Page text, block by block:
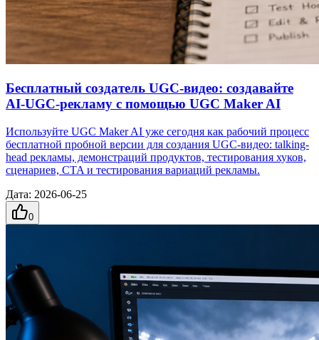
Бесплатный создатель UGC‑видео: создавайте
AI‑UGC‑рекламу с помощью UGC Maker AI
Используйте UGC Maker AI уже сегодня как рабочий процесс
бесплатной пробной версии для создания UGC-видео: talking-
head рекламы, демонстраций продуктов, тестирования хуков,
сценариев, CTA и тестирования вариаций рекламы.
Дата: 2026-06-25
0